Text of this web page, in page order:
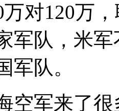
对120万
军队，米
军队。
空军来了